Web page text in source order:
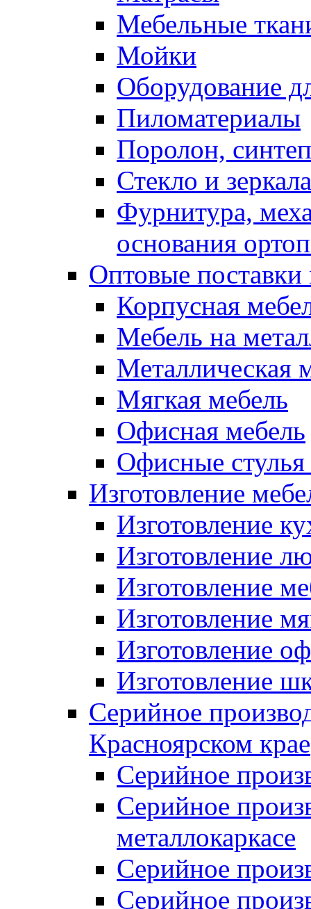
Мебельные
Мойки
Оборудование
Пиломатериалы
Поролон,
Стекло и зеркала
Фурнитура,
основания
Оптовые поставки
Корпусная
Мебель на
Металлическая
Мягкая мебель
Офисная мебель
Офисные стулья
Изготовление
Изготовление
Изготовление
Изготовление
Изготовление
Изготовление
Изготовление
Серийное
Красноярском крае
Серийное
Серийное
металлокаркасе
Серийное
Серийное